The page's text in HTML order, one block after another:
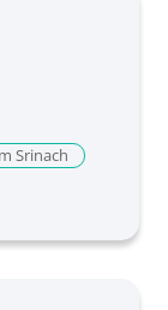
Srinach